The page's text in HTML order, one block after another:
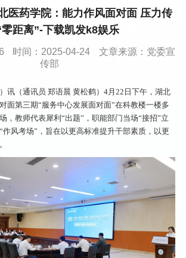
医药学院：能力作风面对面 压力传
零距离”-下载凯发k8娱乐
时间：2025-04-24
文章来源：党委宣
传部
讯（通讯员 郑语晨 黄松鹤）4月22日下午，湖北
面第三期“服务中心发展面对面”在科教楼一楼多
，教师代表犀利“出题”，职能部门当场“接招”立
作风考场”，旨在以更高标准提升干部素质，以更